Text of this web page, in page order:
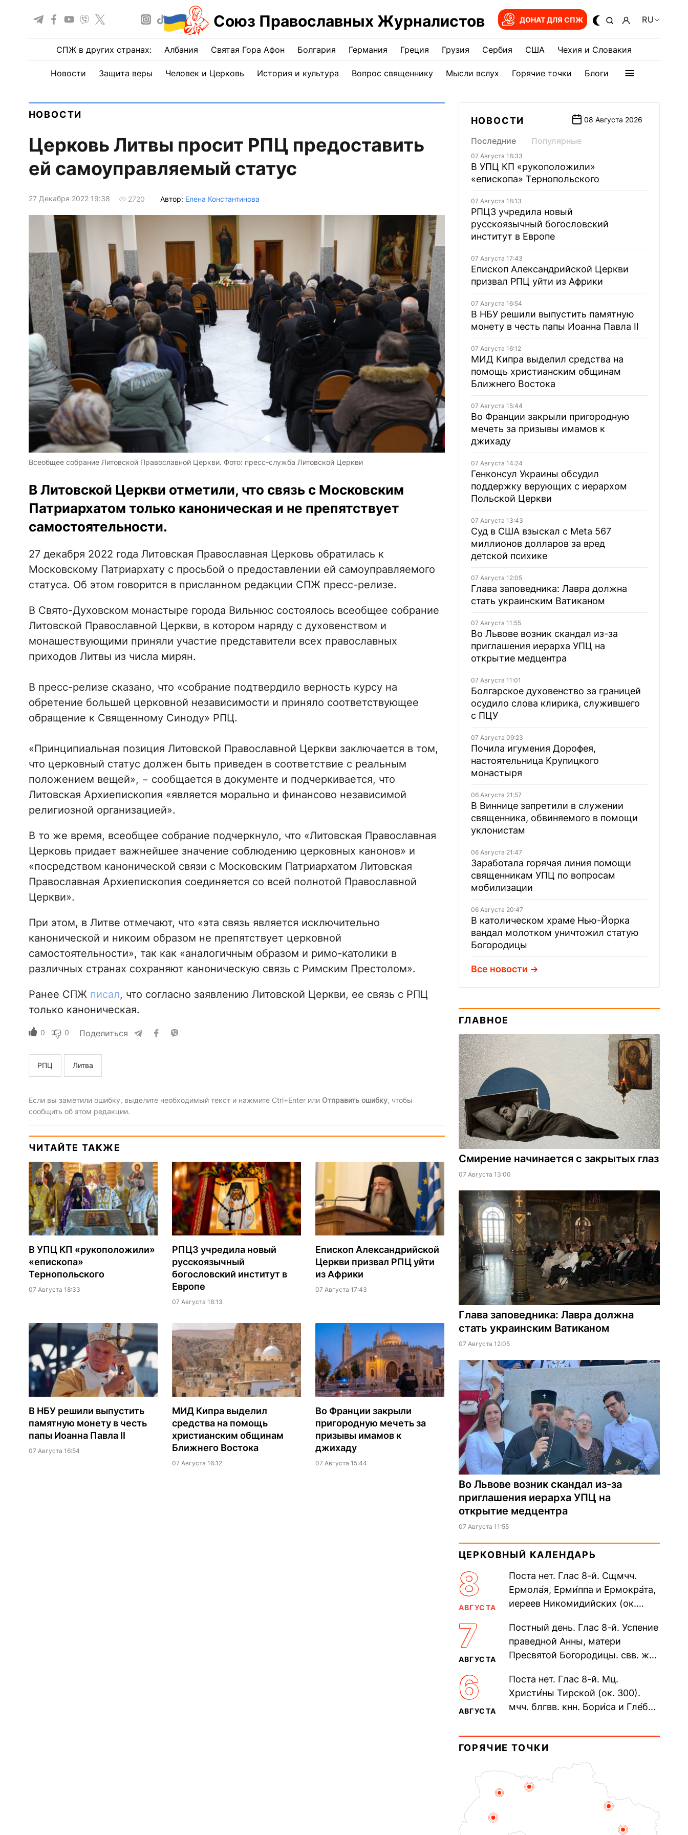
Союз Православных Журналистов ДОНАТ ДЛЯ СПЖ RU
СПЖ в других странах: Албания Святая Гора Афон Болгария Германия Греция Грузия Сербия США Чехия и Словакия
Новости Защита веры Человек и Церковь История и культура Вопрос священнику Мысли вслух Горячие точки Блоги
НОВОСТИ
Церковь Литвы просит РПЦ предоставить
ей самоуправляемый статус
27 Декабря 2022 19:38 2720 Автор: Елена Константинова
Всеобщее собрание Литовской Православной Церкви. Фото: пресс-служба Литовской Церкви
В Литовской Церкви отметили, что связь с Московским
Патриархатом только каноническая и не препятствует
самостоятельности.
27 декабря 2022 года Литовская Православная Церковь обратилась к
Московскому Патриархату с просьбой о предоставлении ей самоуправляемого
статуса. Об этом говорится в присланном редакции СПЖ пресс-релизе.
В Свято-Духовском монастыре города Вильнюс состоялось всеобщее собрание
Литовской Православной Церкви, в котором наряду с духовенством и
монашествующими приняли участие представители всех православных
приходов Литвы из числа мирян.
В пресс-релизе сказано, что «собрание подтвердило верность курсу на
обретение большей церковной независимости и приняло соответствующее
обращение к Священному Синоду» РПЦ.
«Принципиальная позиция Литовской Православной Церкви заключается в том,
что церковный статус должен быть приведен в соответствие с реальным
положением вещей», − сообщается в документе и подчеркивается, что
Литовская Архиепископия «является морально и финансово независимой
религиозной организацией».
В то же время, всеобщее собрание подчеркнуло, что «Литовская Православная
Церковь придает важнейшее значение соблюдению церковных канонов» и
«посредством канонической связи с Московским Патриархатом Литовская
Православная Архиепископия соединяется со всей полнотой Православной
Церкви».
При этом, в Литве отмечают, что «эта связь является исключительно
канонической и никоим образом не препятствует церковной
самостоятельности», так как «аналогичным образом и римо-католики в
различных странах сохраняют каноническую связь с Римским Престолом».
Ранее СПЖ писал, что согласно заявлению Литовской Церкви, ее связь с РПЦ
только каноническая.
0 0 Поделиться
РПЦ Литва
Если вы заметили ошибку, выделите необходимый текст и нажмите Ctrl+Enter или Отправить ошибку, чтобы
сообщить об этом редакции.
ЧИТАЙТЕ ТАКЖЕ
В УПЦ КП «рукоположили»
«епископа»
Тернопольского
07 Августа 18:33
РПЦЗ учредила новый
русскоязычный
богословский институт в
Европе
07 Августа 18:13
Епископ Александрийской
Церкви призвал РПЦ уйти
из Африки
07 Августа 17:43
В НБУ решили выпустить
памятную монету в честь
папы Иоанна Павла II
07 Августа 16:54
МИД Кипра выделил
средства на помощь
христианским общинам
Ближнего Востока
07 Августа 16:12
Во Франции закрыли
пригородную мечеть за
призывы имамов к
джихаду
07 Августа 15:44
НОВОСТИ 08 Августа 2026
Последние Популярные
07 Августа 18:33
В УПЦ КП «рукоположили»
«епископа» Тернопольского
07 Августа 18:13
РПЦЗ учредила новый
русскоязычный богословский
институт в Европе
07 Августа 17:43
Епископ Александрийской Церкви
призвал РПЦ уйти из Африки
07 Августа 16:54
В НБУ решили выпустить памятную
монету в честь папы Иоанна Павла II
07 Августа 16:12
МИД Кипра выделил средства на
помощь христианским общинам
Ближнего Востока
07 Августа 15:44
Во Франции закрыли пригородную
мечеть за призывы имамов к
джихаду
07 Августа 14:24
Генконсул Украины обсудил
поддержку верующих с иерархом
Польской Церкви
07 Августа 13:43
Суд в США взыскал с Meta 567
миллионов долларов за вред
детской психике
07 Августа 12:05
Глава заповедника: Лавра должна
стать украинским Ватиканом
07 Августа 11:55
Во Львове возник скандал из-за
приглашения иерарха УПЦ на
открытие медцентра
07 Августа 11:01
Болгарское духовенство за границей
осудило слова клирика, служившего
с ПЦУ
07 Августа 09:23
Почила игумения Дорофея,
настоятельница Крупицкого
монастыря
06 Августа 21:57
В Виннице запретили в служении
священника, обвиняемого в помощи
уклонистам
06 Августа 21:47
Заработала горячая линия помощи
священникам УПЦ по вопросам
мобилизации
06 Августа 20:47
В католическом храме Нью-Йорка
вандал молотком уничтожил статую
Богородицы
Все новости
ГЛАВНОЕ
Смирение начинается с закрытых глаз
07 Августа 13:00
Глава заповедника: Лавра должна
стать украинским Ватиканом
07 Августа 12:05
Во Львове возник скандал из-за
приглашения иерарха УПЦ на
открытие медцентра
07 Августа 11:55
ЦЕРКОВНЫЙ КАЛЕНДАРЬ
8
АВГУСТА
Поста нет. Глас 8-й. Сщмчч.
Ермола́я, Ерми́ппа и Ермокра́та,
иереев Никомидийских (ок.
Печерского, в Ближних
пещерах...
7
АВГУСТА
Постный день. Глас 8-й. Успение
праведной Анны, матери
Пресвятой Богородицы. свв. жен
прп. Евпракси́и девы,...
6
АВГУСТА
Поста нет. Глас 8-й. Мц.
Христи́ны Тирской (ок. 300).
мчч. блгвв. кнн. Бори́са и Гле́ба,
Дави́да (1015). Прп....
ГОРЯЧИЕ ТОЧКИ